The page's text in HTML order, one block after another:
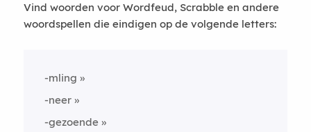
Vind woorden voor Wordfeud, Scrabble en andere
woordspellen die eindigen op de volgende letters:
-mling
-neer
-gezoende